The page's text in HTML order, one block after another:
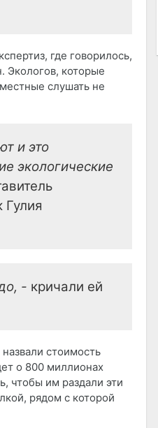
где говорилось,
Экологов, которые
слушать не
и это
экологические
Гулия
- кричали ей
стоимость
о 800 миллионах
чтобы им раздали эти
рядом с которой